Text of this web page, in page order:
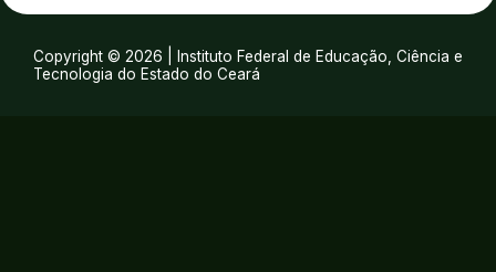
Copyright © 2026 | Instituto Federal de Educação, Ciência e
Tecnologia do Estado do Ceará